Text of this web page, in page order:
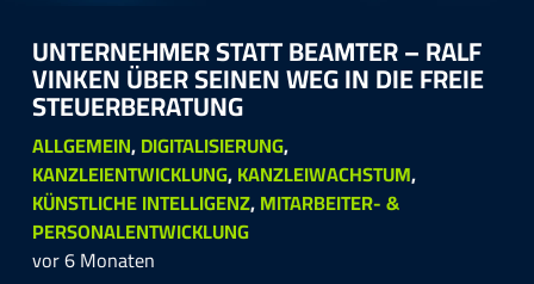
UN­TER­NEH­MER STATT BE­AM­TER – RALF
VIN­KEN ÜBER SEI­NEN WEG IN DIE FREIE
STEU­ER­BE­RA­TUNG
ALLGEMEIN,DIGITALISIERUNG,
KANZLEIENTWICKLUNG,KANZLEIWACHSTUM,
KÜNSTLICHE INTELLIGENZ,MITARBEITER- &
PERSONALENTWICKLUNG
vor 6 Monaten